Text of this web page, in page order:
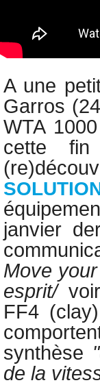
A une
Garros
WTA
cette fin
janvier
Move your
esprit/
FF4
synthèse
de la